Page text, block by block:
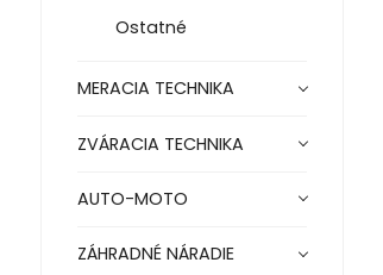
Ostatné
MERACIA TECHNIKA
ZVÁRACIA TECHNIKA
AUTO-MOTO
ZÁHRADNÉ NÁRADIE